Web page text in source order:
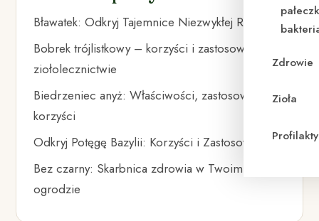
Zdrowie
Zioła
Bławatek: Odkryj Tajemnice Niezwykłej Rośliny
Bobrek trójlistkowy – korzyści i zastosowanie w
ziołolecznictwie
Biedrzeniec anyż: Właściwości, zastosowania i
korzyści
Odkryj Potęgę Bazylii: Korzyści i Zastosowania
Bez czarny: Skarbnica zdrowia w Twoim
ogrodzie